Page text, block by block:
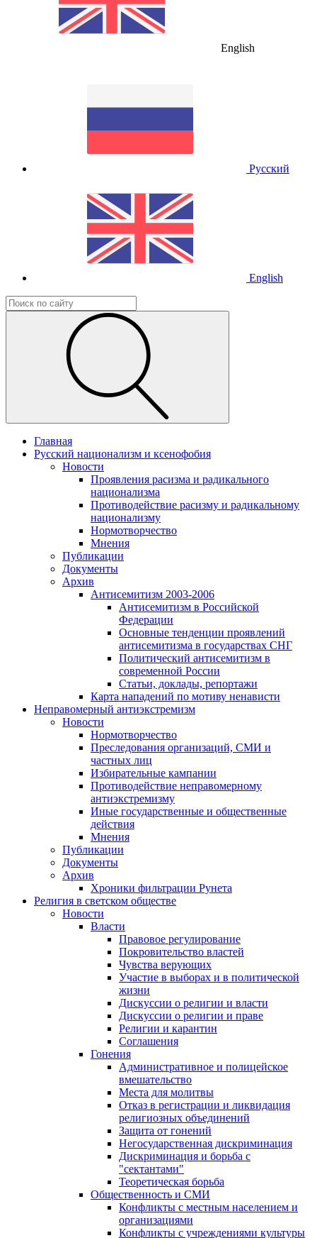
English
Русский
English
Главная
Русский национализм и ксенофобия
Новости
Проявления расизма и радикального
национализма
Противодействие расизму и радикальному
национализму
Нормотворчество
Мнения
Публикации
Документы
Архив
Антисемитизм 2003-2006
Антисемитизм в Российской
Федерации
Основные тенденции проявлений
антисемитизма в государствах СНГ
Политический антисемитизм в
современной России
Статьи, доклады, репортажи
Карта нападений по мотиву ненависти
Неправомерный антиэкстремизм
Новости
Нормотворчество
Преследования организаций, СМИ и
частных лиц
Избирательные кампании
Противодействие неправомерному
антиэкстремизму
Иные государственные и общественные
действия
Мнения
Публикации
Документы
Архив
Хроники фильтрации Рунета
Религия в светском обществе
Новости
Власти
Правовое регулирование
Покровительство властей
Чувства верующих
Участие в выборах и в политической
жизни
Дискуссии о религии и власти
Дискуссии о религии и праве
Религии и карантин
Соглашения
Гонения
Административное и полицейское
вмешательство
Места для молитвы
Отказ в регистрации и ликвидация
религиозных объединений
Защита от гонений
Негосударственная дискриминация
Дискриминация и борьба с
"сектантами"
Теоретическая борьба
Общественность и СМИ
Конфликты с местным населением и
организациями
Конфликты с учреждениями культуры